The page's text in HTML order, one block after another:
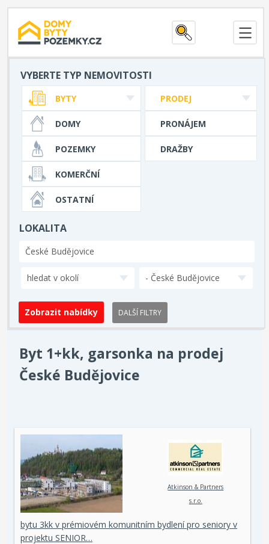
VYBERTE TYP NEMOVITOSTI
PRODEJ
PRONÁJEM
DRAŽBY
BYTY
DOMY
POZEMKY
KOMERČNÍ
OSTATNÍ
LOKALITA
hledat v okolí - České Budějovice
DALŠÍ FILTRY
Byt 1+kk, garsonka na prodej
České Budějovice
Atkinson & Partners
s.r.o.
bytu 3kk v prémiovém komunitním bydlení pro seniory v
projektu SENIOR…